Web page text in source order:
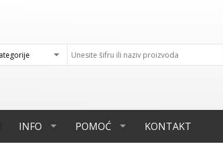
INFO POMOĆ KONTAKT